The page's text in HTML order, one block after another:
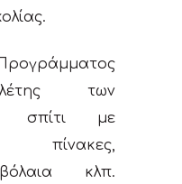
των
σπίτι με
πίνακες,
κλπ.